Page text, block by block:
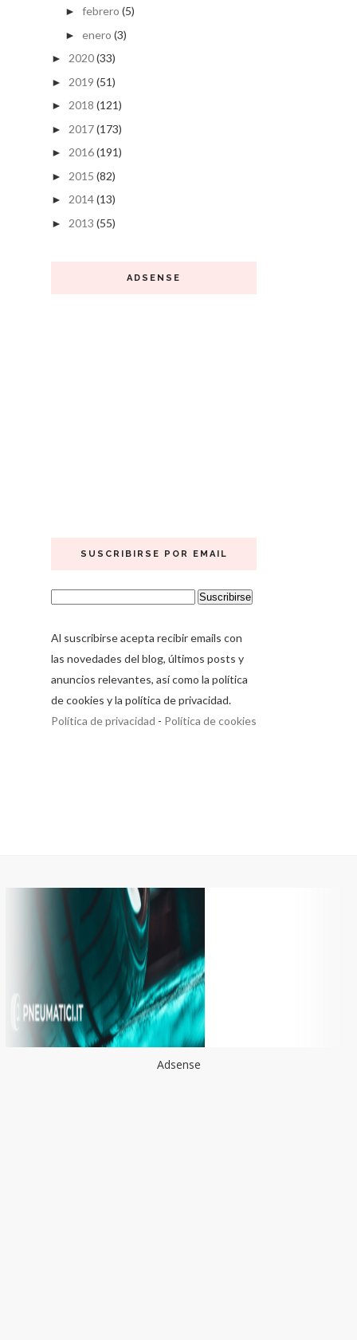
► febrero (5)
► enero (3)
► 2020(33)
► 2019 (51)
► 2018 (121)
► 2017(173)
► 2016(191)
► 2015 (82)
► 2014(13)
► 2013 (55)
ADSENSE
SUSCRIBIRSE POR EMAIL
Al suscribirse acepta recibir emails con
las novedades del blog, últimos posts y
anuncios relevantes, así como la política
de cookies y la política de privacidad.
Política de privacidad - Política de cookies
Adsense